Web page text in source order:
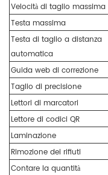
Velocità di taglio massima
Testa massima
Testa di taglio a distanza
automatica
Guida web di correzione
Taglio di precisione
Lettori di marcatori
Lettore di codici QR
Laminazione
Rimozione dei rifiuti
Contare la quantità